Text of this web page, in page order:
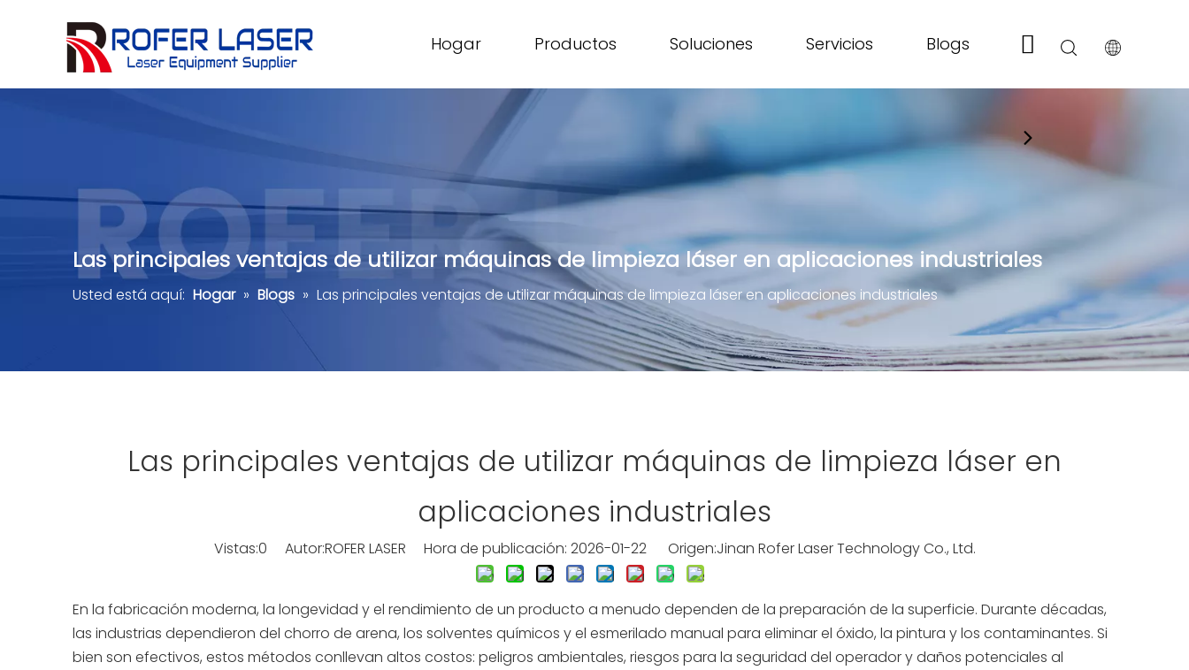
Hogar Productos Soluciones Servicios Blogs Sobre nosotros
Las principales ventajas de utilizar máquinas de limpieza láser en aplicaciones industriales
Usted está aquí: Hogar » Blogs » Las principales ventajas de utilizar máquinas de limpieza láser en aplicaciones industriales
Las principales ventajas de utilizar máquinas de limpieza láser en
aplicaciones industriales
Vistas:0 Autor:ROFER LASER Hora de publicación: 2026-01-22 Origen:Jinan Rofer Laser Technology Co., Ltd.
En la fabricación moderna, la longevidad y el rendimiento de un producto a menudo dependen de la preparación de la superficie. Durante décadas,
las industrias dependieron del chorro de arena, los solventes químicos y el esmerilado manual para eliminar el óxido, la pintura y los contaminantes. Si
bien son efectivos, estos métodos conllevan altos costos: peligros ambientales, riesgos para la seguridad del operador y daños potenciales al